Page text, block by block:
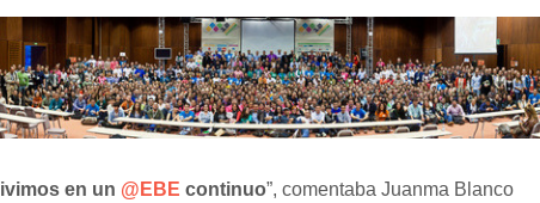
en un @EBE continuo”, comentaba Juanma Blanco